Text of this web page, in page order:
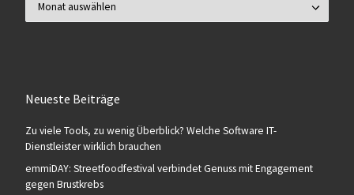
Neueste Beiträge
Zu viele Tools, zu wenig Überblick? Welche Software IT-
Dienstleister wirklich brauchen
emmiDAY: Streetfoodfestival verbindet Genuss mit Engagement
gegen Brustkrebs